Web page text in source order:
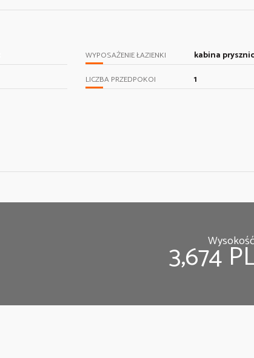
WYPOSAŻENIE ŁAZIENKI kabina
LICZBA PRZEDPOKOI 1
3,674